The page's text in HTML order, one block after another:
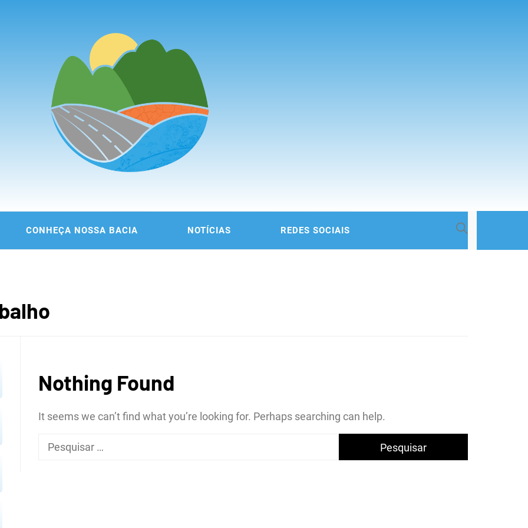
DA BACIA
DA
REGIÃO
CONHEÇA NOSSA BACIA NOTÍCIAS REDES SOCIAIS
Nothing Found
It seems we can’t find what you’re looking for. Perhaps searching can help.
Pesquisar